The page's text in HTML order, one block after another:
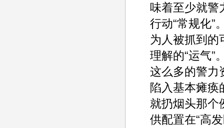
味着至少就警
行动“常规化”
为人被抓到的
理解的“运气”
这么多的警力
陷入基本瘫痪
就扔烟头那个
供配置在“高